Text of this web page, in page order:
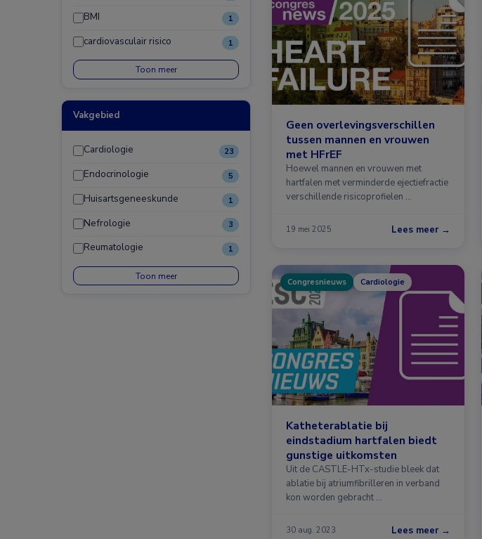
BMI 1
cardiovasculair risico 1
Toon meer
Vakgebied
Cardiologie 23
Endocrinologie 5
Huisartsgeneeskunde 1
Nefrologie 3
Reumatologie 1
Toon meer
Geen overlevingsverschillen
tussen mannen en vrouwen
met HFrEF
Hoewel mannen en vrouwen met
hartfalen met verminderde ejectiefractie
verschillende risicoprofielen …
19 mei 2025 Lees meer →
Congresnieuws Cardiologie
Katheterablatie bij
eindstadium hartfalen biedt
gunstige uitkomsten
Uit de CASTLE-HTx-studie bleek dat
ablatie bij atriumfibrilleren in verband
kon worden gebracht …
30 aug. 2023 Lees meer →